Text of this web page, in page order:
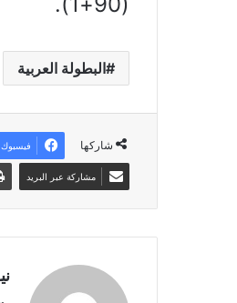
البطولة العربية
شاركها فيسبوك
مشاركة عبر البريد